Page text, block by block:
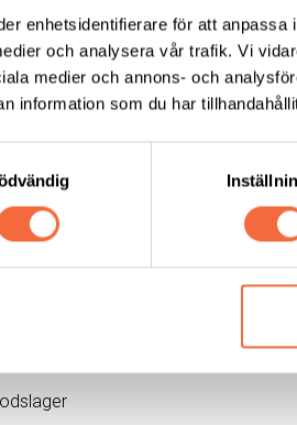
enhetsidentifierare för att
och analysera vår trafik. Vi
medier och annons- och
information som du har